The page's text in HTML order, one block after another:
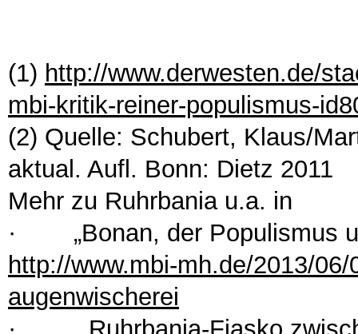
(1) http://www.derwesten.de/
mbi-kritik-reiner-populismus-
(2) Quelle: Schubert, Klaus/
aktual. Aufl. Bonn: Dietz 2011
Mehr zu Ruhrbania u.a. in
· „Bonan, der Populismus
http://www.mbi-mh.de/2013/
augenwischerei